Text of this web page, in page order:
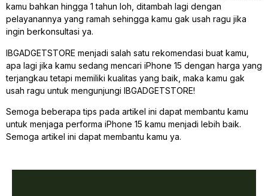
kamu bahkan hingga 1 tahun loh, ditambah lagi dengan
pelayanannya yang ramah sehingga kamu gak usah ragu jika
ingin berkonsultasi ya.
IBGADGETSTORE menjadi salah satu rekomendasi buat kamu,
apa lagi jika kamu sedang mencari iPhone 15 dengan harga yang
terjangkau tetapi memiliki kualitas yang baik, maka kamu gak
usah ragu untuk mengunjungi IBGADGETSTORE!
Semoga beberapa tips pada artikel ini dapat membantu kamu
untuk menjaga performa iPhone 15 kamu menjadi lebih baik.
Semoga artikel ini dapat membantu kamu ya.